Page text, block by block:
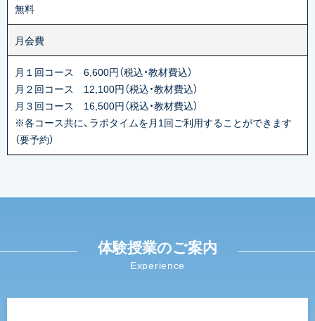
無料
月会費
月１回コース 6,600円（税込・教材費込）
月２回コース 12,100円（税込・教材費込）
月３回コース 16,500円（税込・教材費込）
※各コース共に、ラボタイムを月1回ご利用することができます
（要予約）
体験授業のご案内
Experience